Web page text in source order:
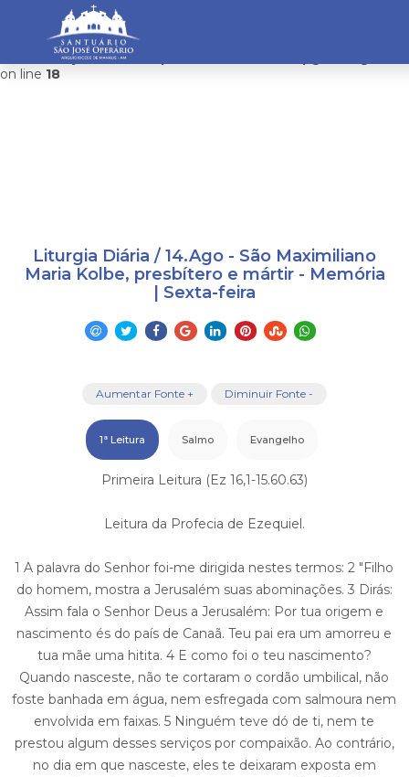
: mysqli_connect(): Headers and client library minor
version mismatch. Headers:101113 Library:100505 in
/home/saojosemanaus/public_html/restrito/pg/
on line 18
Liturgia Diária / 14.Ago - São Maximiliano
Maria Kolbe, presbítero e mártir - Memória
| Sexta-feira
Aumentar Fonte + Diminuir Fonte -
1ª Leitura Salmo Evangelho
Primeira Leitura (Ez 16,1-15.60.63)
Leitura da Profecia de Ezequiel.
1 A palavra do Senhor foi-me dirigida nestes termos: 2 "Filho
do homem, mostra a Jerusalém suas abominações. 3 Dirás:
Assim fala o Senhor Deus a Jerusalém: Por tua origem e
nascimento és do país de Canaã. Teu pai era um amorreu e
tua mãe uma hitita. 4 E como foi o teu nascimento?
Quando nasceste, não te cortaram o cordão umbilical, não
foste banhada em água, nem esfregada com salmoura nem
envolvida em faixas. 5 Ninguém teve dó de ti, nem te
prestou algum desses serviços por compaixão. Ao contrário,
no dia em que nasceste, eles te deixaram exposta em